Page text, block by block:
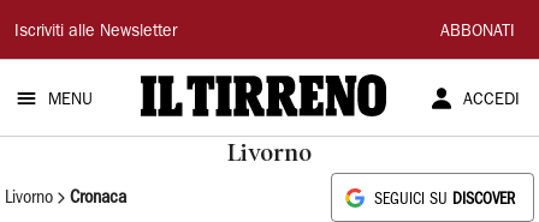
Il
Tirreno
Iscriviti alle Newsletter ABBONATI
MENU ACCEDI
Livorno
Livorno Cronaca SEGUICI SU DISCOVER